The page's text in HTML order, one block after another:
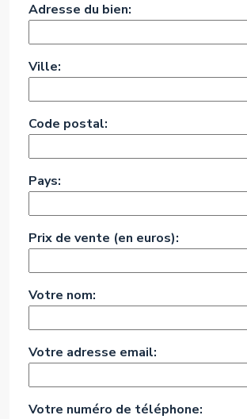
Adresse du bien:
Ville:
Code postal:
Pays:
Prix de vente (en euros):
Votre nom:
Votre adresse email:
Votre numéro de téléphone: